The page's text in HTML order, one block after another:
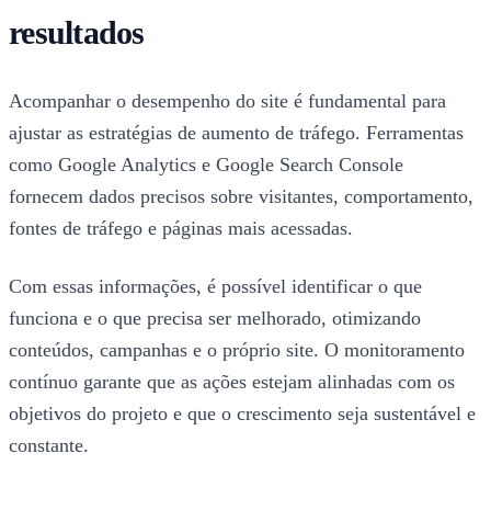
resultados
Acompanhar o desempenho do site é fundamental para
ajustar as estratégias de aumento de tráfego. Ferramentas
como Google Analytics e Google Search Console
fornecem dados precisos sobre visitantes, comportamento,
fontes de tráfego e páginas mais acessadas.
Com essas informações, é possível identificar o que
funciona e o que precisa ser melhorado, otimizando
conteúdos, campanhas e o próprio site. O monitoramento
contínuo garante que as ações estejam alinhadas com os
objetivos do projeto e que o crescimento seja sustentável e
constante.